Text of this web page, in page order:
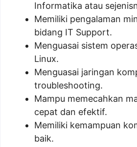
Informatika atau
Memiliki pengalaman
bidang IT Support.
Menguasai sistem
Linux.
Menguasai jaringan
troubleshooting.
Mampu memecahkan
cepat dan efektif.
Memiliki kemampuan
baik.